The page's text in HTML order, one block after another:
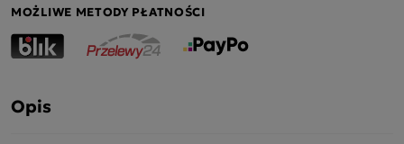
MOŻLIWE METODY PŁATNOŚCI
Opis